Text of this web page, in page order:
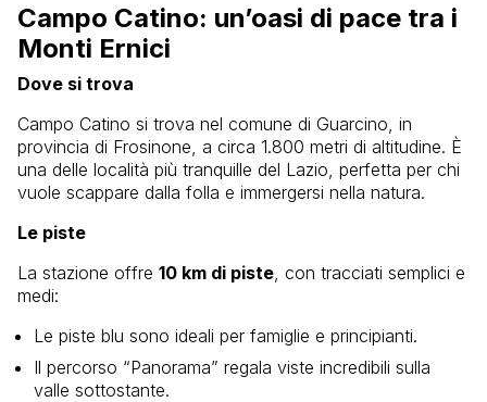
Campo Catino: un’oasi di pace tra i
Monti Ernici
Dove si trova
Campo Catino si trova nel comune di Guarcino, in
provincia di Frosinone, a circa 1.800 metri di altitudine. È
una delle località più tranquille del Lazio, perfetta per chi
vuole scappare dalla folla e immergersi nella natura.
Le piste
La stazione offre 10 km di piste , con tracciati semplici e
medi:
Le piste blu sono ideali per famiglie e principianti.
Il percorso “Panorama” regala viste incredibili sulla
valle sottostante.